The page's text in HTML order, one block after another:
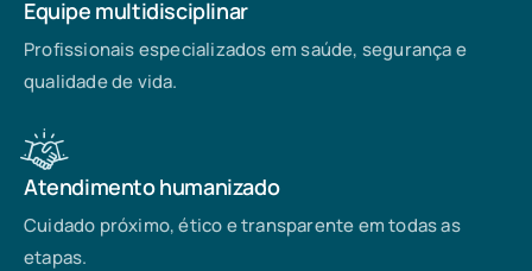
Equipe multidisciplinar
Profissionais especializados em saúde, segurança e
qualidade de vida.
Atendimento humanizado
Cuidado próximo, ético e transparente em todas as
etapas.